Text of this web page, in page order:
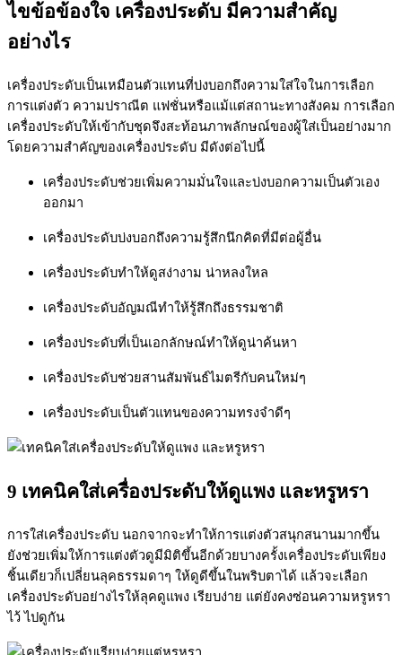
ไขข้อข้องใจ เครื่องประดับ มีความสำคัญ
อย่างไร
เครื่องประดับเป็นเหมือนตัวแทนที่บ่งบอกถึงความใส่ใจในการเลือก
การแต่งตัว ความปราณีต แฟชั่นหรือแม้แต่สถานะทางสังคม การเลือก
เครื่องประดับให้เข้ากับชุดจึงสะท้อนภาพลักษณ์ของผู้ใส่เป็นอย่างมาก
โดยความสำคัญของเครื่องประดับ มีดังต่อไปนี้
เครื่องประดับช่วยเพิ่มความมั่นใจและบ่งบอกความเป็นตัวเอง
ออกมา
เครื่องประดับบ่งบอกถึงความรู้สึกนึกคิดที่มีต่อผู้อื่น
เครื่องประดับทำให้ดูสง่างาม น่าหลงใหล
เครื่องประดับอัญมณีทำให้รู้สึกถึงธรรมชาติ
เครื่องประดับที่เป็นเอกลักษณ์ทำให้ดูน่าค้นหา
เครื่องประดับช่วยสานสัมพันธ์ไมตรีกับคนใหม่ๆ
เครื่องประดับเป็นตัวแทนของความทรงจำดีๆ
9 เทคนิคใส่เครื่องประดับให้ดูแพง และหรูหรา
การใส่เครื่องประดับ นอกจากจะทำให้การแต่งตัวสนุกสนานมากขึ้น
ยังช่วยเพิ่มให้การแต่งตัวดูมีมิติขึ้นอีกด้วยบางครั้งเครื่องประดับเพียง
ชิ้นเดียวก็เปลี่ยนลุคธรรมดาๆ ให้ดูดีขึ้นในพริบตาได้ แล้วจะเลือก
เครื่องประดับอย่างไรให้ลุคดูแพง เรียบง่าย แต่ยังคงซ่อนความหรูหรา
ไว้ ไปดูกัน